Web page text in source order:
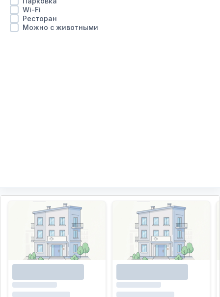
Wi-Fi
Ресторан
Можно с животными